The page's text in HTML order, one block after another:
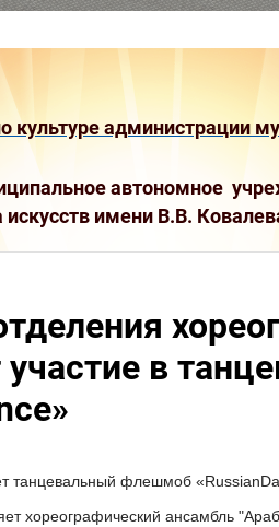
культуре администрации
автономное
имени В.В.
в
танцевальный флешмоб
хореографический ансамбль